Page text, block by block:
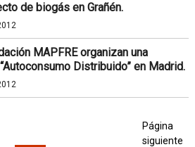
de biogás en Grañén.
MAPFRE organizan una
Distribuido” en Madrid.
Página
siguiente